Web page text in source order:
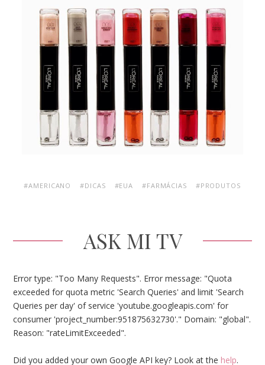
#AMERICANO #DICAS #EUA #FARMÁCIAS #PRODUTOS
ASK MI TV
Error type: "Too Many Requests". Error message: "Quota
exceeded for quota metric 'Search Queries' and limit 'Search
Queries per day' of service 'youtube.googleapis.com' for
consumer 'project_number:951875632730'." Domain: "global".
Reason: "rateLimitExceeded".
Did you added your own Google API key? Look at the help.